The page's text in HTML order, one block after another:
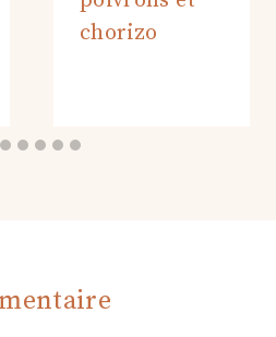
chorizo